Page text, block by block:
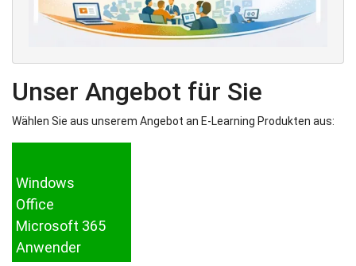
Unser Angebot für Sie
Wählen Sie aus unserem Angebot an E-Learning Produkten aus:
Windows
Office
Microsoft 365
Anwender